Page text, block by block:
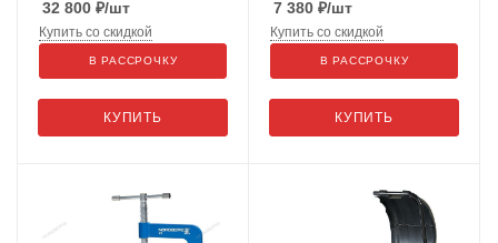
32 800 ₽/шт
КУПИТЬ
Купить со скидкой
В РАССРОЧКУ
7 380 ₽/шт
КУПИТЬ
Купить со скидкой
В РАССРОЧКУ